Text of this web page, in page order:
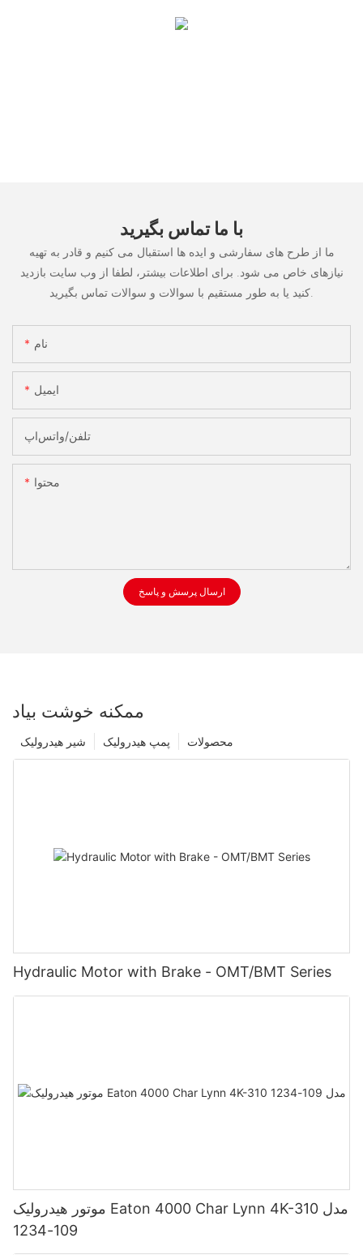
با ما تماس بگیرید
ما از طرح های سفارشی و ایده ها استقبال می کنیم و قادر به تهیه
نیازهای خاص می شود. برای اطلاعات بیشتر، لطفا از وب سایت بازدید
نام
ایمیل
تلفن/واتس‌اپ
محتوا
ارسال پرسش و پاسخ
ممکنه خوشت بیاد
محصولات پمپ هیدرولیک شیر هیدرولیک
Hydraulic Motor with Brake - OMT/BMT Series
موتور هیدرولیک Eaton 4000 Char Lynn 4K-310 مدل
109-1234